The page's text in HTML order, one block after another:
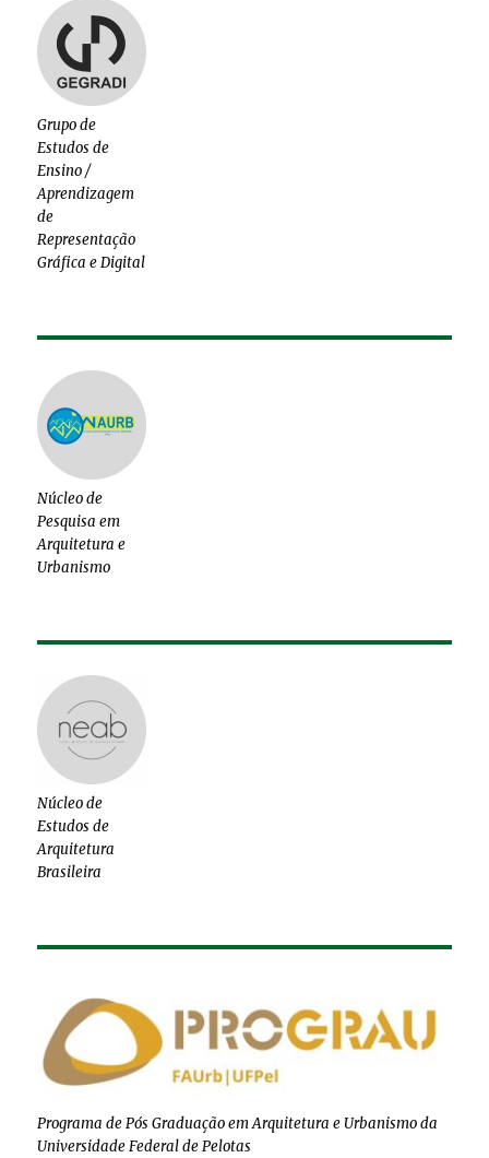
Grupo de
Estudos de
Ensino /
Aprendizagem
de
Representação
Gráfica e Digital
Núcleo de
Pesquisa em
Arquitetura e
Urbanismo
Núcleo de
Estudos de
Arquitetura
Brasileira
Programa de Pós Graduação em Arquitetura e Urbanismo da
Universidade Federal de Pelotas